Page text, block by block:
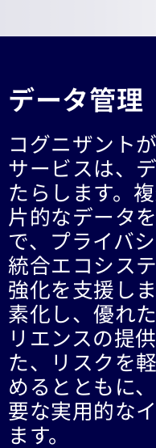
データ管理
コグニザント
サービスは、
たらします。
片的なデータ
で、プライバ
統合エコシス
強化を支援し
素化し、優れ
リエンスの提
た、リスクを
めるとともに
要な実用的な
ます。